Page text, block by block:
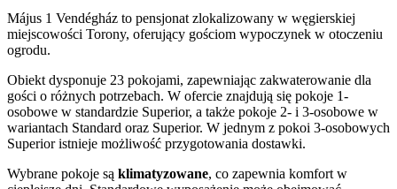
Május 1 Vendégház to pensjonat zlokalizowany w węgierskiej
miejscowości Torony, oferujący gościom wypoczynek w otoczeniu
ogrodu.
Obiekt dysponuje 23 pokojami, zapewniając zakwaterowanie dla
gości o różnych potrzebach. W ofercie znajdują się pokoje 1-
osobowe w standardzie Superior, a także pokoje 2- i 3-osobowe w
wariantach Standard oraz Superior. W jednym z pokoi 3-osobowych
Superior istnieje możliwość przygotowania dostawki.
Wybrane pokoje są klimatyzowane, co zapewnia komfort w